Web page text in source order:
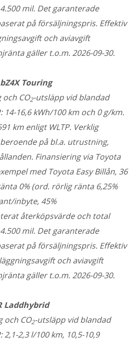
mil. Det garanterade
på försäljningspris. Effektiv
och aviavgift
gäller t.o.m. 2026-09-30.
Touring
CO2-utsläpp vid blandad
14-16,6 kWh/100 km och 0 g/km.
km enligt WLTP. Verklig
på bl.a. utrustning,
Finansiering via Toyota
med Toyota Easy Billån, 36
0% (ord. rörlig ränta 6,25%
inbyte, 45%
återköpsvärde och total
mil. Det garanterade
på försäljningspris. Effektiv
och aviavgift
gäller t.o.m. 2026-09-30.
Laddhybrid
och CO2-utsläpp vid blandad
2,3 l/100 km, 10,5-10,9